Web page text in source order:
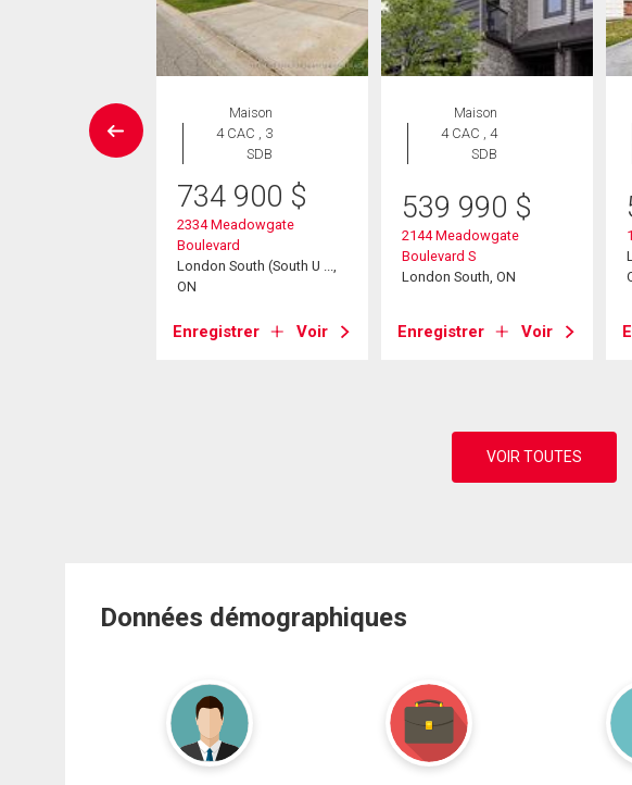
Maison
4 CAC , 3
SDB
734 900 $
2334 Meadowgate
Boulevard
London South (South U ...,
ON
Enregistrer Voir
Maison
4 CAC , 4
SDB
539 990 $
2144 Meadowgate
Boulevard S
London South, ON
Enregistrer Voir
Données démographiques